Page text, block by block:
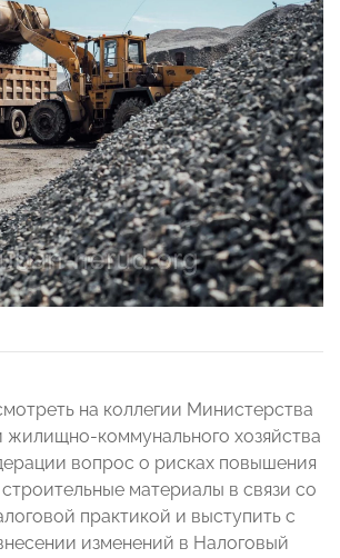
на коллегии Министерства
жилищно-коммунального хозяйства
вопрос о рисках повышения
материалы в связи со
практикой и выступить с
изменений в Налоговый